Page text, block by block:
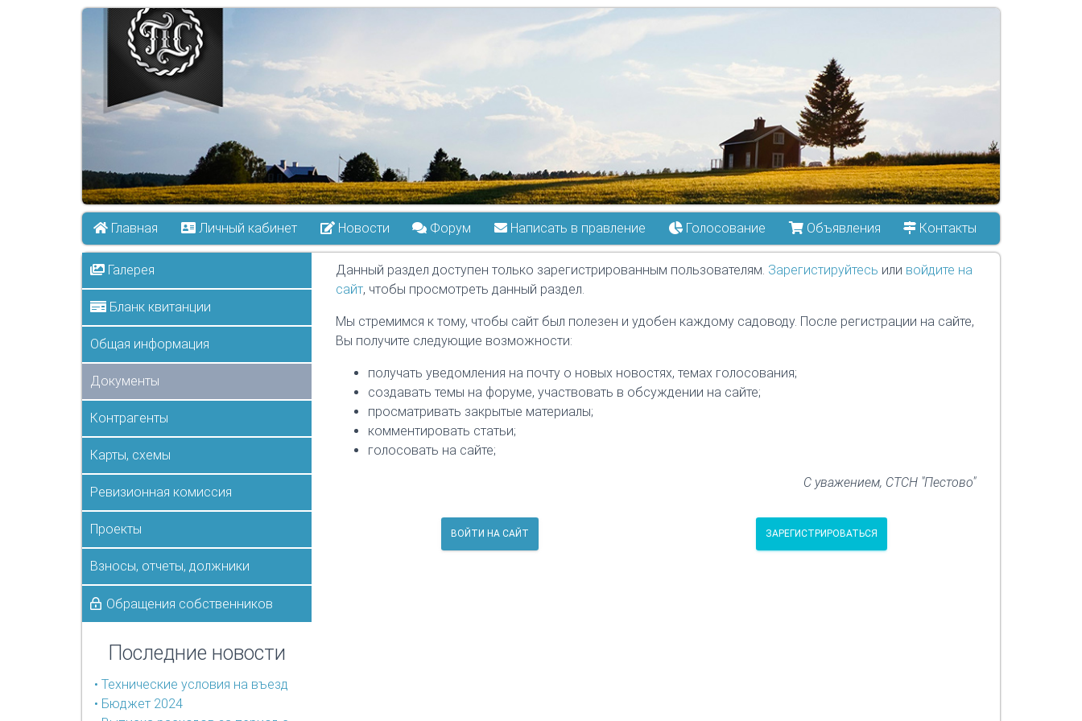
Главная Личный кабинет Новости Форум Написать в правление Голосование Объявления Контакты
Галерея
Бланк квитанции
Общая информация
Документы
Контрагенты
Карты, схемы
Ревизионная комиссия
Проекты
Взносы, отчеты, должники
Обращения собственников
Последние новости
• Технические условия на въезд
• Бюджет 2024
Данный раздел доступен только зарегистрированным пользователям. Зарегистируйтесь или войдите на
сайт, чтобы просмотреть данный раздел.
Мы стремимся к тому, чтобы сайт был полезен и удобен каждому садоводу. После регистрации на сайте,
Вы получите следующие возможности:
получать уведомления на почту о новых новостях, темах голосования;
создавать темы на форуме, участвовать в обсуждении на сайте;
просматривать закрытые материалы;
комментировать статьи;
голосовать на сайте;
С уважением, СТСН "Пестово"
ВОЙТИ НА САЙТ ЗАРЕГИСТРИРОВАТЬСЯ